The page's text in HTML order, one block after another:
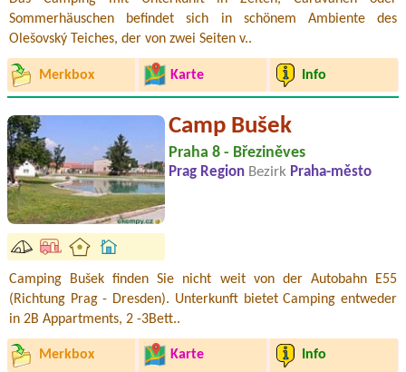
Sommerhäuschen befindet sich in schönem Ambiente des
Olešovský Teiches, der von zwei Seiten v..
Merkbox Karte Info
Camp Bušek
Praha 8 - Březiněves
Prag Region Bezirk Praha-město
Camping Bušek finden Sie nicht weit von der Autobahn E55
(Richtung Prag - Dresden). Unterkunft bietet Camping entweder
in 2B Appartments, 2 -3Bett..
Merkbox Karte Info